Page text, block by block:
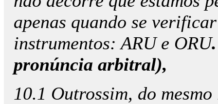
apenas quando se
instrumentos: ARU e ORU
pronúncia arbitral),
10.1 Outrossim, do